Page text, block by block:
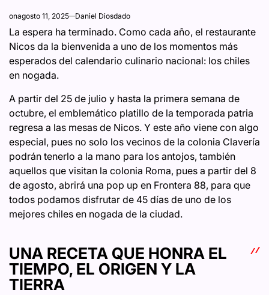
onagosto 11, 2025 Daniel Diosdado
La espera ha terminado. Como cada año, el restaurante
Nicos da la bienvenida a uno de los momentos más
esperados del calendario culinario nacional: los chiles
en nogada.
A partir del 25 de julio y hasta la primera semana de
octubre, el emblemático platillo de la temporada patria
regresa a las mesas de Nicos. Y este año viene con algo
especial, pues no solo los vecinos de la colonia Clavería
podrán tenerlo a la mano para los antojos, también
aquellos que visitan la colonia Roma, pues a partir del 8
de agosto, abrirá una pop up en Frontera 88, para que
todos podamos disfrutar de 45 días de uno de los
mejores chiles en nogada de la ciudad.
UNA RECETA QUE HONRA EL
TIEMPO, EL ORIGEN Y LA
TIERRA